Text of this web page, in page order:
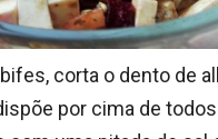
corta o dento de
por cima de